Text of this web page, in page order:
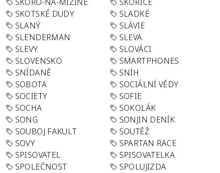
SKOTSKÉ DUDY
SLADKÉ
SLANÝ
SLÁVIE
SLENDERMAN
SLEVA
SLEVY
SLOVÁCI
SLOVENSKO
SMARTPHONES
SNÍDANĚ
SNÍH
SOBOTA
SOCIÁLNÍ VĚDY
SOCIETY
SOFIE
SOCHA
SOKOLÁK
SONG
SONJIN DENÍK
SOUBOJ FAKULT
SOUTĚŽ
SOVY
SPARTAN RACE
SPISOVATEL
SPISOVATELKA
SPOLEČNOST
SPOLUJIZDA